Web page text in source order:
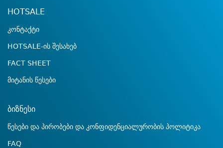
HOTSALE
კონტაქტი
HOTSALE-ის შესახებ
FACT SHEET
მიტანის წესები
ბიზნესი
წესები და პირობები და კონფიდენციალურობის პოლიტიკა
FAQ